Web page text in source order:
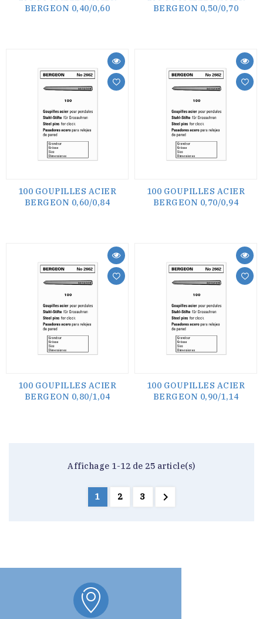
BERGEON 0,40/0,60
BERGEON 0,50/0,70
100 GOUPILLES ACIER
BERGEON 0,60/0,84
100 GOUPILLES ACIER
BERGEON 0,70/0,94
100 GOUPILLES ACIER
BERGEON 0,80/1,04
100 GOUPILLES ACIER
BERGEON 0,90/1,14
Affichage 1-12 de 25 article(s)
1 2 3 